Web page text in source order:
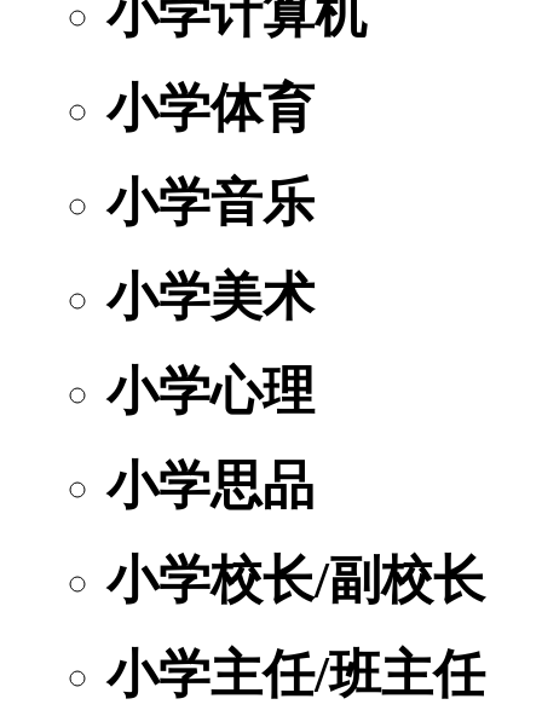
小学计算机
小学体育
小学音乐
小学美术
小学心理
小学思品
小学校长/副校长
小学主任/班主任